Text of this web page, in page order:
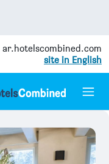
ar.hotelscombined.com
site in English